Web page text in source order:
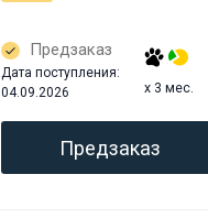
Предзаказ
Дата поступления:
04.09.2026
x 3 мес.
Предзаказ